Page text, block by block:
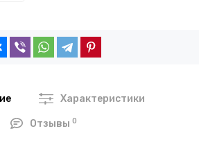
Характеристики
Отзывы0